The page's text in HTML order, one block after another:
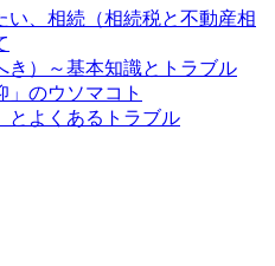
い、相続（相続税と不動産相
き）～基本知識とトラブル
」のウソマコト
とよくあるトラブル